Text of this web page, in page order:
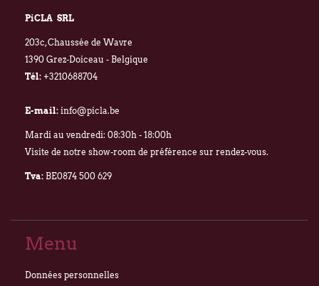
PiCLA SRL
203c, Chaussée de Wavre
1390 Grez-Doiceau - Belgique
Tél: +3210688704
E-mail: info@picla.be
Mardi au vendredi: 08:30h - 18:00h
Visite de notre show-room de préférence sur rendez-vous.
Tva: BE0874 500 629
Menu
Données personnelles